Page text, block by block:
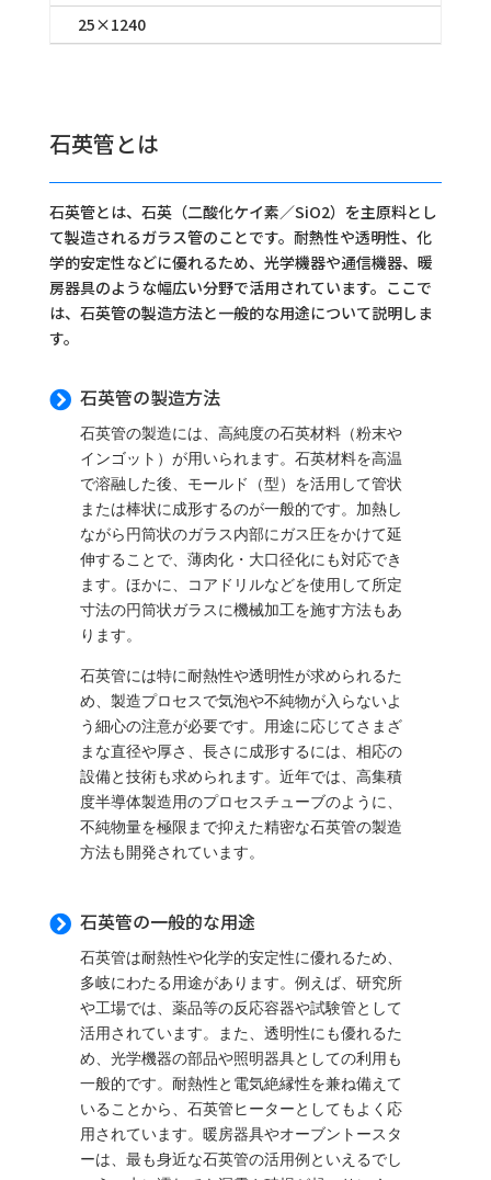
25×1240
石英管とは
石英管とは、石英（二酸化ケイ素／SiO2）を主原料とし
て製造されるガラス管のことです。耐熱性や透明性、化
学的安定性などに優れるため、光学機器や通信機器、暖
房器具のような幅広い分野で活用されています。ここで
は、石英管の製造方法と一般的な用途について説明しま
す。
 石英管の製造方法
石英管の製造には、高純度の石英材料（粉末や
インゴット）が用いられます。石英材料を高温
で溶融した後、モールド（型）を活用して管状
または棒状に成形するのが一般的です。加熱し
ながら円筒状のガラス内部にガス圧をかけて延
伸することで、薄肉化・大口径化にも対応でき
ます。ほかに、コアドリルなどを使用して所定
寸法の円筒状ガラスに機械加工を施す方法もあ
ります。
石英管には特に耐熱性や透明性が求められるた
め、製造プロセスで気泡や不純物が入らないよ
う細心の注意が必要です。用途に応じてさまざ
まな直径や厚さ、長さに成形するには、相応の
設備と技術も求められます。近年では、高集積
度半導体製造用のプロセスチューブのように、
不純物量を極限まで抑えた精密な石英管の製造
方法も開発されています。
 石英管の一般的な用途
石英管は耐熱性や化学的安定性に優れるため、
多岐にわたる用途があります。例えば、研究所
や工場では、薬品等の反応容器や試験管として
活用されています。また、透明性にも優れるた
め、光学機器の部品や照明器具としての利用も
一般的です。耐熱性と電気絶縁性を兼ね備えて
いることから、石英管ヒーターとしてもよく応
用されています。暖房器具やオーブントースタ
ーは、最も身近な石英管の活用例といえるでし